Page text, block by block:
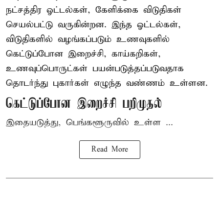
நட்சத்திர ஓட்டல்கள், கேளிக்கை விடுதிகள்
செயல்பட்டு வருகின்றன. இந்த ஓட்டல்கள்,
விடுதிகளில் வழங்கப்படும் உணவுகளில்
கெட்டுப்போன இறைச்சி, காய்கறிகள்,
உணவுப்பொருட்கள் பயன்படுத்தப்படுவதாக
தொடர்ந்து புகார்கள் எழுந்த வண்ணம் உள்ளன.
கெட்டுப்போன இறைச்சி பறிமுதல்
இதையடுத்து, பெங்களூருவில் உள்ள ...
Read More